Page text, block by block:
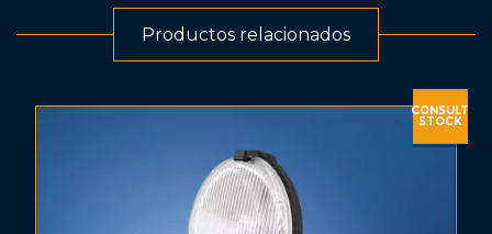
Productos relacionados
CONSULT
STOCK